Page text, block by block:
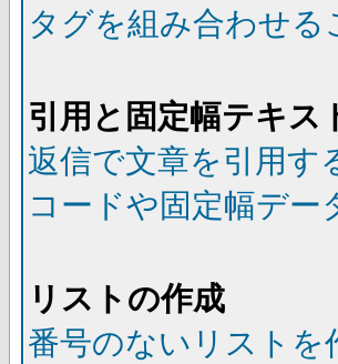
タグを組み合わせ
引用と固定幅テキス
返信で文章を引用す
コードや固定幅デー
リストの作成
番号のないリストを